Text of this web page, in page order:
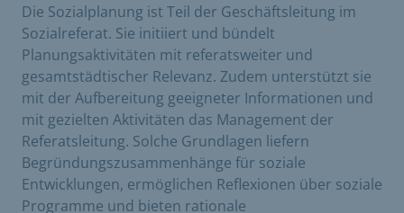
Die Sozialplanung ist Teil der Geschäftsleitung im
Sozialreferat. Sie initiiert und bündelt
Planungsaktivitäten mit referatsweiter und
gesamtstädtischer Relevanz. Zudem unterstützt sie
mit der Aufbereitung geeigneter Informationen und
mit gezielten Aktivitäten das Management der
Referatsleitung. Solche Grundlagen liefern
Begründungszusammenhänge für soziale
Entwicklungen, ermöglichen Reflexionen über soziale
Programme und bieten rationale